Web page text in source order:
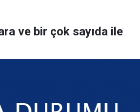
ve bir çok sayıda ile